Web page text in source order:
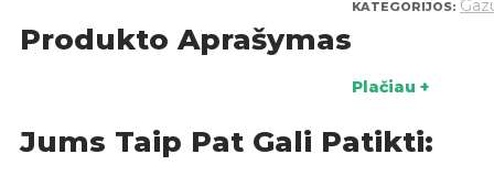
Produkto Aprašymas
KATEGORIJOS:
Plačiau +
Jums Taip Pat Gali Patikti: